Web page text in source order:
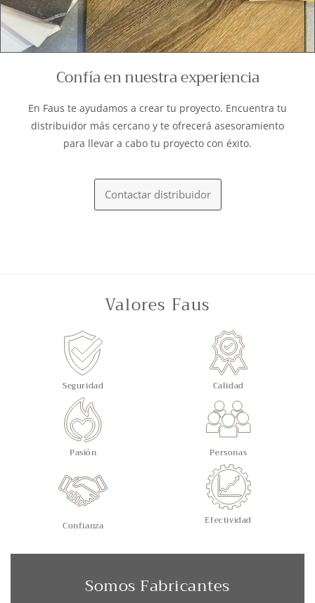
Confía en nuestra experiencia
En Faus te ayudamos a crear tu proyecto. Encuentra tu
distribuidor más cercano y te ofrecerá asesoramiento
para llevar a cabo tu proyecto con éxito.
Contactar distribuidor
Valores Faus
Seguridad Calidad
Pasión Personas
Confianza Efectividad
Somos Fabricantes